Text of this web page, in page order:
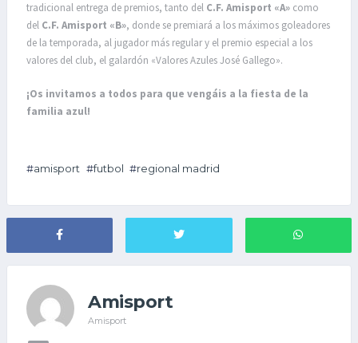
tradicional entrega de premios, tanto del C.F. Amisport «A» como
del C.F. Amisport «B», donde se premiará a los máximos goleadores
de la temporada, al jugador más regular y el premio especial a los
valores del club, el galardón «Valores Azules José Gallego».
¡Os invitamos a todos para que vengáis a la fiesta de la
familia azul!
amisport futbol regional madrid
Amisport
Amisport